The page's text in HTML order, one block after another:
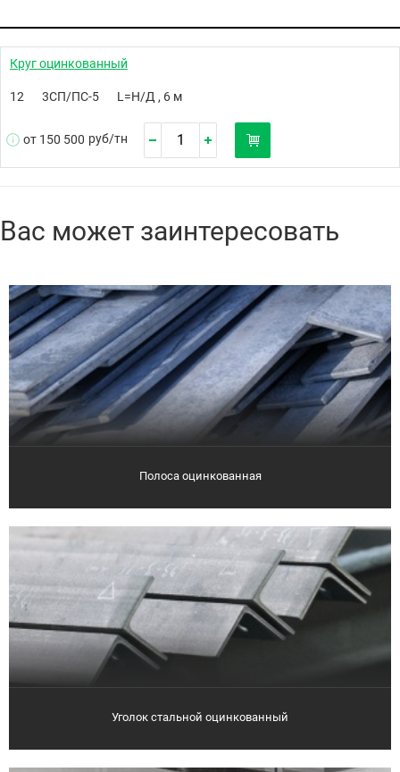
Круг оцинкованный
12 3СП/ПС-5 L=Н/Д , 6 м
от 150 500 руб/тн
Вас может заинтересовать
Полоса оцинкованная
Уголок стальной оцинкованный